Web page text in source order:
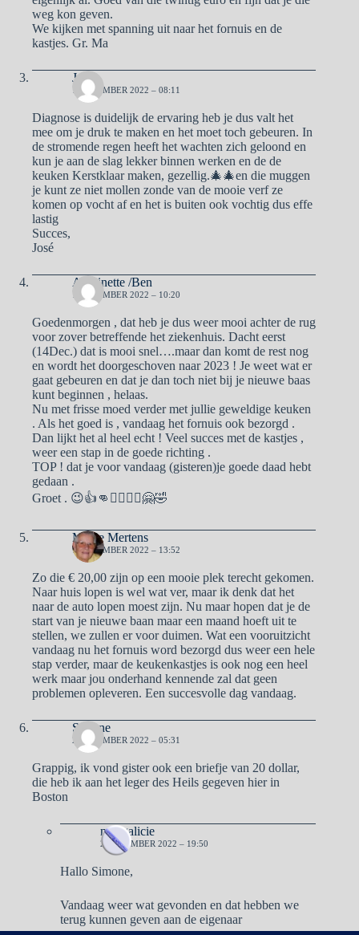
weg kon geven.
We kijken met spanning uit naar het fornuis en de
kastjes. Gr. Ma
José
1 DECEMBER 2022 – 08:11
Diagnose is duidelijk de ervaring heb je dus valt het
mee om je druk te maken en het moet toch gebeuren. In
de stromende regen heeft het wachten zich geloond en
kun je aan de slag lekker binnen werken en de de
keuken Kerstklaar maken, gezellig.🎄🎄en die muggen
je kunt ze niet mollen zonde van de mooie verf ze
komen op vocht af en het is buiten ook vochtig dus effe
lastig
Succes,
José
Antoinette /Ben
1 DECEMBER 2022 – 10:20
Goedenmorgen , dat heb je dus weer mooi achter de rug
voor zover betreffende het ziekenhuis. Dacht eerst
(14Dec.) dat is mooi snel….maar dan komt de rest nog
en wordt het doorgeschoven naar 2023 ! Je weet wat er
gaat gebeuren en dat je dan toch niet bij je nieuwe baas
kunt beginnen , helaas.
Nu met frisse moed verder met jullie geweldige keuken
. Als het goed is , vandaag het fornuis ook bezorgd .
Dan lijkt het al heel echt ! Veel succes met de kastjes ,
weer een stap in de goede richting .
TOP ! dat je voor vandaag (gisteren)je goede daad hebt
gedaan .
Groet . 😉👍👊🙋‍♀️🙋‍♂️🤗🤣
Mieke Mertens
1 DECEMBER 2022 – 13:52
Zo die € 20,00 zijn op een mooie plek terecht gekomen.
Naar huis lopen is wel wat ver, maar ik denk dat het
naar de auto lopen moest zijn. Nu maar hopen dat je de
start van je nieuwe baan maar een maand hoeft uit te
stellen, we zullen er voor duimen. Wat een vooruitzicht
vandaag nu het fornuis word bezorgd dus weer een hele
stap verder, maar de keukenkastjes is ook nog een heel
werk maar jou onderhand kennende zal dat geen
problemen opleveren. Een succesvolle dag vandaag.
Simone
2 DECEMBER 2022 – 05:31
Grappig, ik vond gister ook een briefje van 20 dollar,
die heb ik aan het leger des Heils gegeven hier in
Boston
naargalicie
2 DECEMBER 2022 – 19:50
Hallo Simone,
Vandaag weer wat gevonden en dat hebben we
terug kunnen geven aan de eigenaar